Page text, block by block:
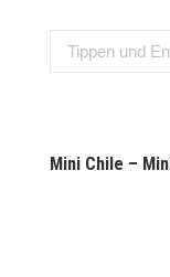
Search:
Mini Chile –